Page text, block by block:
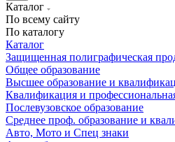
Каталог
По всему сайту
По каталогу
Каталог
Защищенная полиграфическая
Общее образование
Высшее образование и
Квалификация и
Послевузовское образование
Среднее проф. образование и
Авто, Мото и Спец знаки